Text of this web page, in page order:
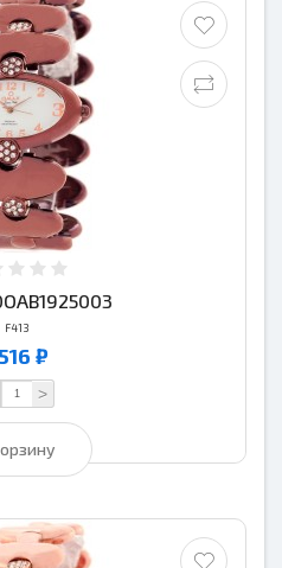
F413
₽
>